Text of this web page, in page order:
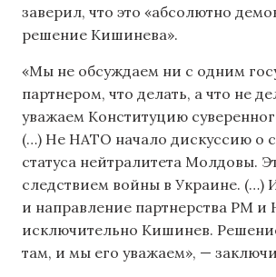
заверил, что это «абсолютно
решение Кишинева».
«Мы не обсуждаем ни с одним
партнером, что делать, а что не
уважаем Конституцию
(…) Не НАТО начало дискуссию о
статуса нейтралитета Молдовы.
следствием войны в Украине. (…)
и направление партнерства РМ и
исключительно Кишинев.
там, и мы его уважаем», —